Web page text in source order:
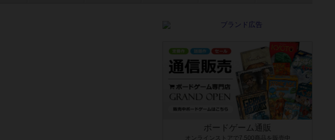
ボードゲーム通販
オンラインストアで7,500商品を販売中